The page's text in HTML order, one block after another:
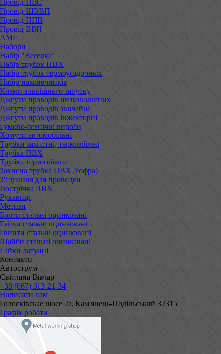
Провід ПВС
Провід ШВВП
Провід ППВ
Провід ВВП
АМГ
Набори
Набір "Веселка"
Набір трубок ПВХ
Набір трубок термоусадочных
Набір наконечників
Клеми зовнішньго запуску
Джгути проводів низковольтних
Джгути проводів звичайні
Джгути проводів інжекторні
Гумово-технічні вироби
Хомути автомобільні
Трубки захистні, термозбіжні
Трубка ПВХ
Трубка термозбіжна
Захисна трубка ПВХ (гофра)
З'єднання для проводки
Ізострічка ПВХ
Рукавиці
Метизи
Болти стальні оцинковані
Гайки стальні оцинковані
Гвинти стальні оцинковані
Шайби стальні оцинковані
Гайки латунні
Контакти
Автострум
Світлана Вівчар
+38 (067) 313-21-34
Написати нам
Голосківське шосе 2а, Кам'янець-Подільський 32315
Графік роботи